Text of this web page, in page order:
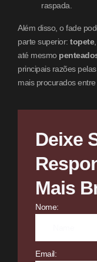
raspada.
Além disso, o fade
parte superior: topete
até mesmo
principais razões
mais procurados entre
Deixe
Mais
Nome:
Email: